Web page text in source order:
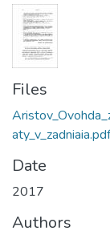
Files
aty_v_zadniaia.pdf
Date
2017
Authors